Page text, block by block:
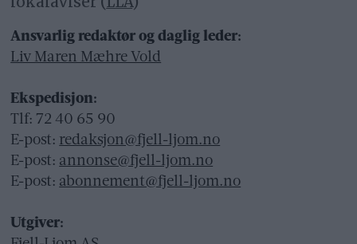
Ansvarlig redaktør og daglig leder:
Liv Maren Mæhre Vold
Ekspedisjon:
Tlf: 72 40 65 90
E-post: redaksjon@fjell-ljom.no
E-post: annonse@fjell-ljom.no
E-post: abonnement@fjell-ljom.no
Utgiver: